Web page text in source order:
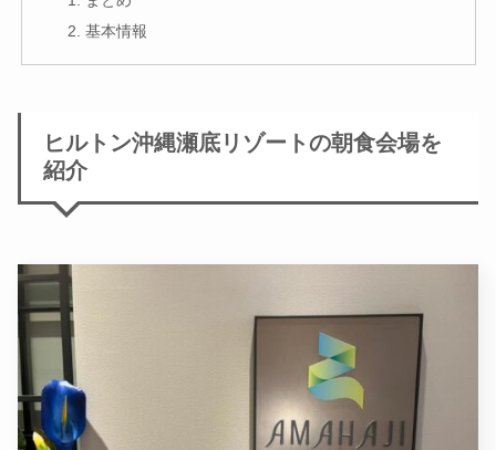
基本情報
ヒルトン沖縄瀬底リゾートの朝食会場を
紹介